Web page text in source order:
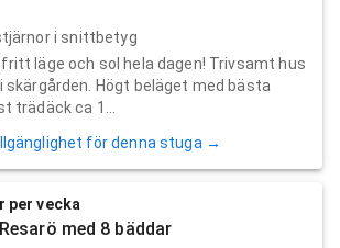
i snittbetyg
läge och sol hela dagen! Trivsamt hus
skärgården. Högt beläget med bästa
trädäck ca 1...
för denna stuga →
per vecka
med 8 bäddar